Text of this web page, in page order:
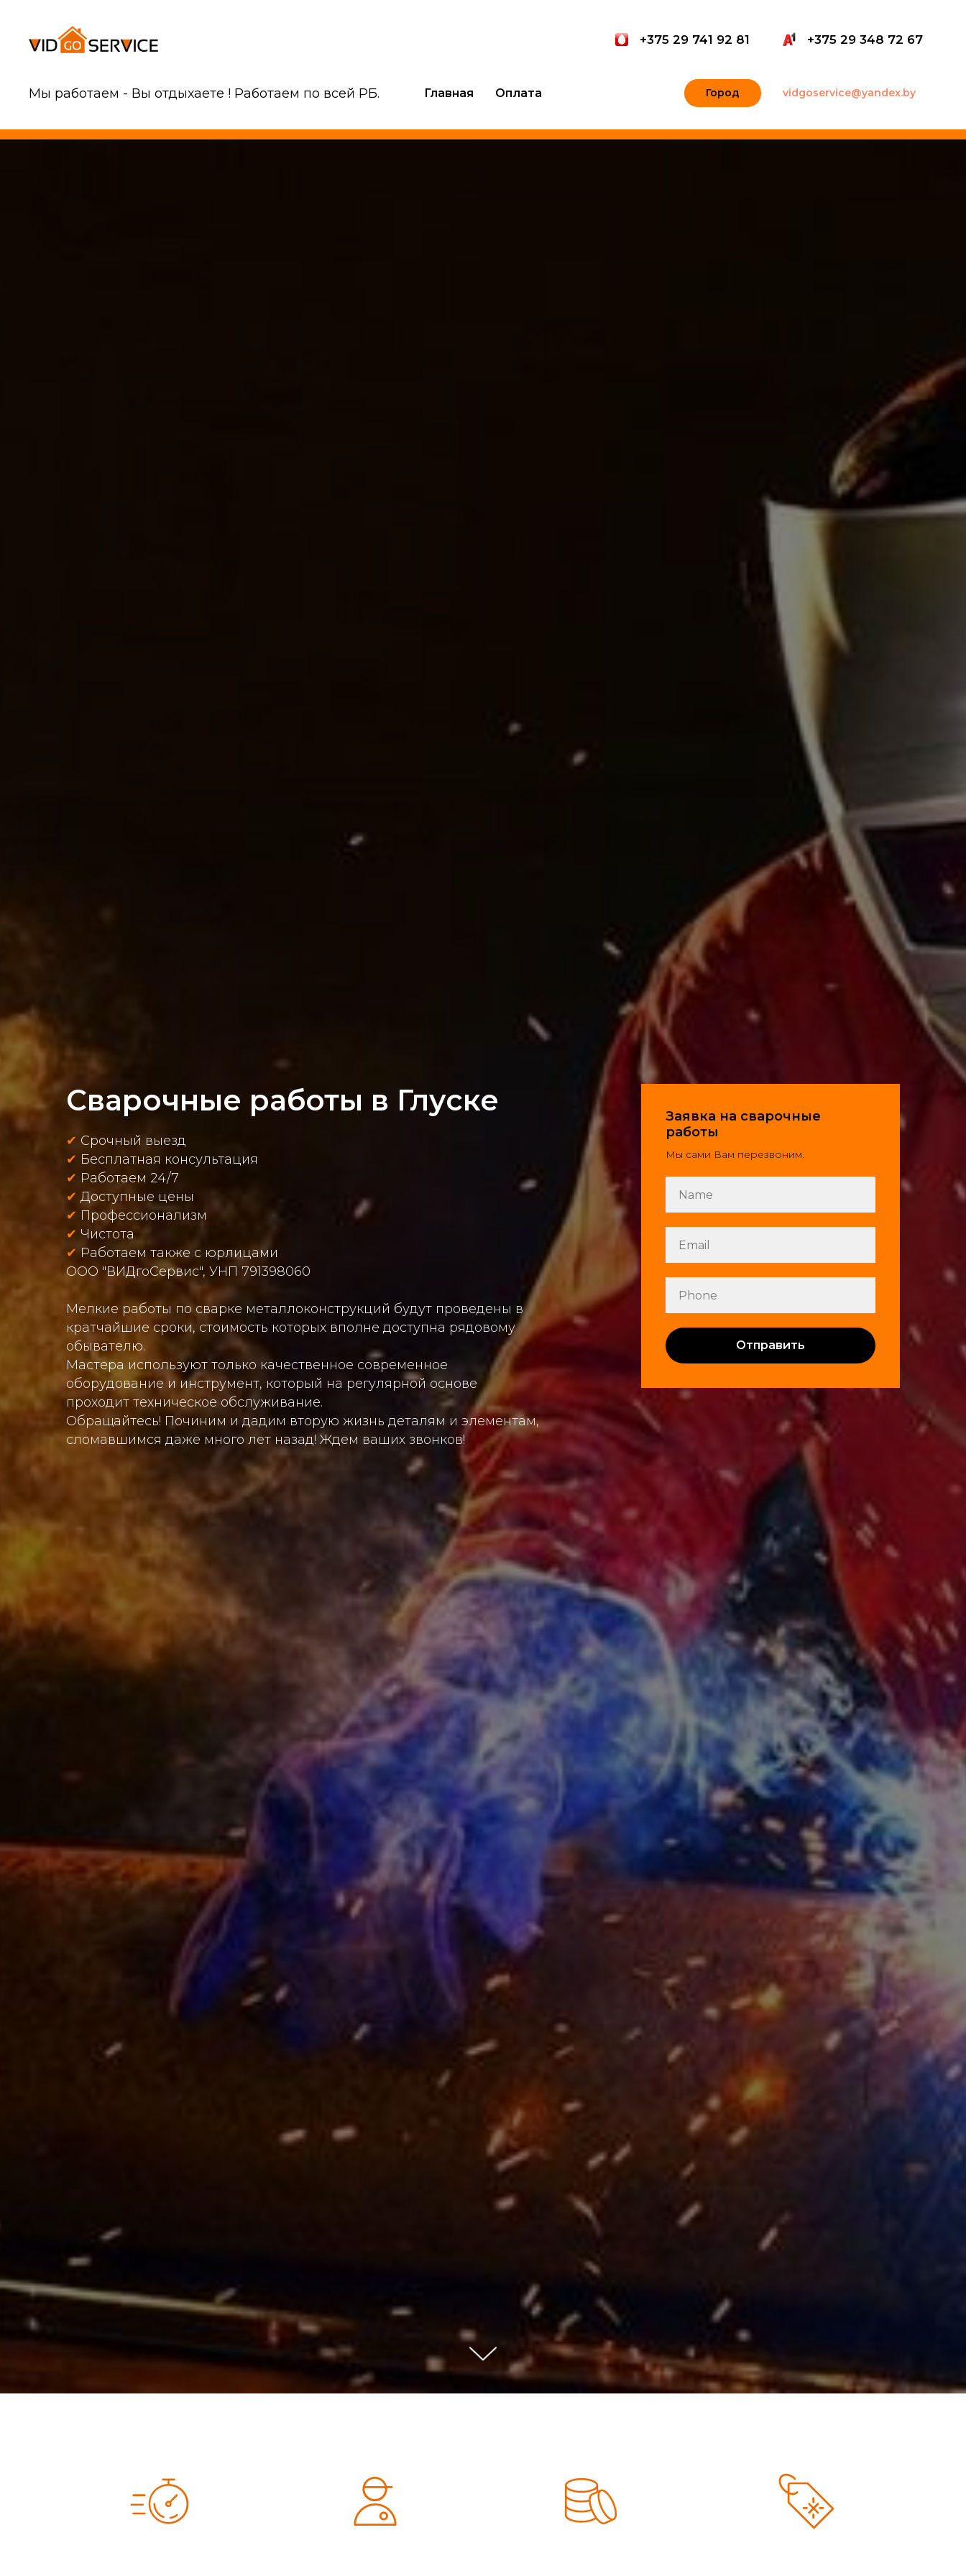
+375 29 741 92 81 +375 29 348 72 67
Мы работаем - Вы отдыхаете ! Работаем по всей РБ. Главная Оплата Город vidgoservice@yandex.by
Сварочные работы в Глуске
✔ Срочный выезд
✔ Бесплатная консультация
✔ Работаем 24/7
✔ Доступные цены
✔ Профессионализм
✔ Чистота
✔ Работаем также с юрлицами
ООО "ВИДгоСервис", УНП 791398060
Мелкие работы по сварке металлоконструкций будут проведены в
кратчайшие сроки, стоимость которых вполне доступна рядовому
обывателю.
Мастера используют только качественное современное
оборудование и инструмент, который на регулярной основе
проходит техническое обслуживание.
Обращайтесь! Починим и дадим вторую жизнь деталям и элементам,
сломавшимся даже много лет назад! Ждем ваших звонков!
Заявка на сварочные
работы
Мы сами Вам перезвоним.
Отправить